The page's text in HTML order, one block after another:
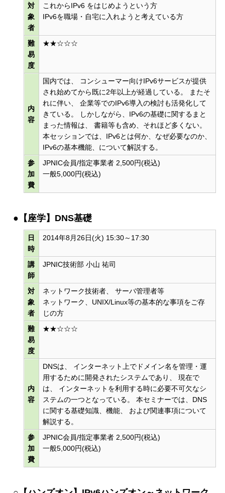
対
象
者
これからIPv6 をはじめようという方
IPv6を職場・自宅に入れようと考えている方
難
易
度
★★☆☆☆
内
容
国内では、 コンシューマー向けIPv6サービスが提供
され始めてから既に2年以上が経過している。 またそ
れに伴い、 企業等でのIPv6導入の検討も活発化して
きている。 しかしながら、IPv6の基礎に関するまと
まった情報は、 書籍等も含め、それほど多くない。
本セッションでは、IPv6とは何か、なぜ必要なのか、
IPv6の基本機能、について解説する。
参
加
費
JPNIC会員/指定事業者 2,500円(税込)
一般5,000円(税込)
●【座学】DNS基礎
日
時
2014年8月26日(火) 15:30～17:30
講
師
JPNIC技術部 小山 祐司
対
象
者
ネットワーク技術者、 サーバ管理者等
ネットワーク、UNIX/Linux等の基本的な事項をご存
じの方
難
易
度
★★☆☆☆
内
容
DNSは、 インターネット上でドメイン名を管理・運
用するために開発されたシステムであり、 現在で
は、 インターネットを利用する時に必要不可欠なシ
ステムの一つとなっている。 本セミナーでは、DNS
に関する基礎知識、機能、 および関連事項について
解説する。
参
加
費
JPNIC会員/指定事業者 2,500円(税込)
一般5,000円(税込)